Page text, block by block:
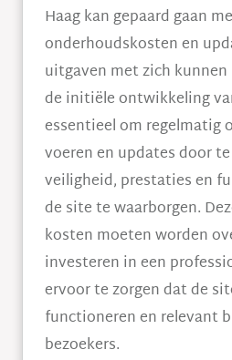
Haag kan gepaard gaan
onderhoudskosten en
uitgaven met zich kunnen
de initiële ontwikkeling
essentieel om regelmatig
voeren en updates door
veiligheid, prestaties en
de site te waarborgen.
kosten moeten worden
investeren in een
ervoor te zorgen dat de
functioneren en relevant
bezoekers.